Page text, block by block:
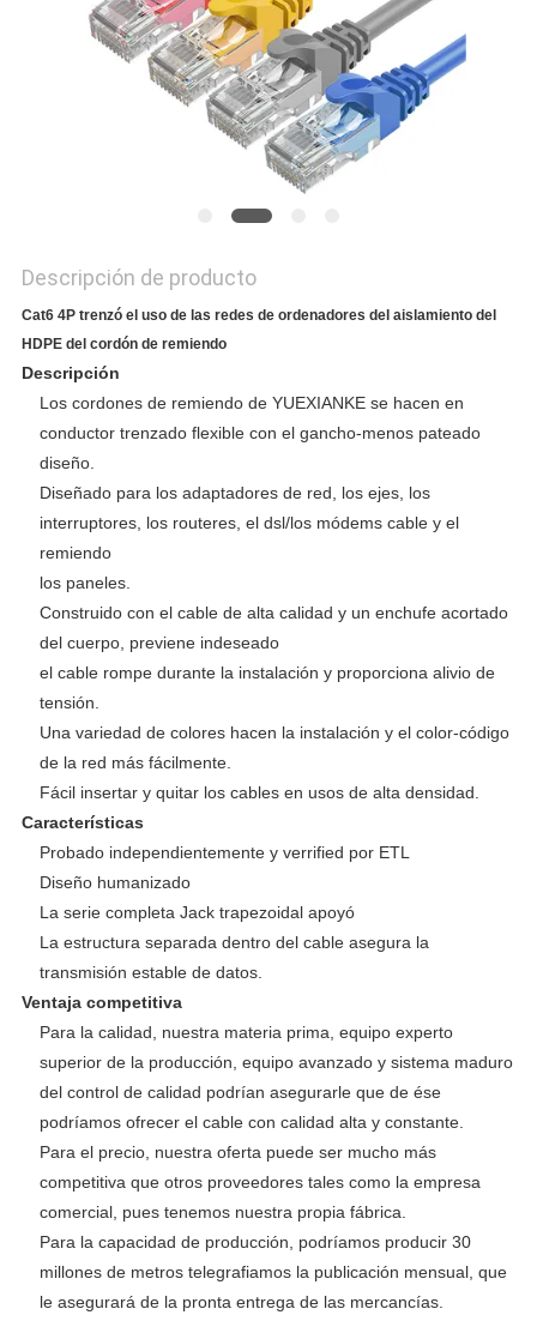
PRIVACIDAD
Descripción de producto
Cat6 4P trenzó el uso de las redes de ordenadores del aislamiento del
HDPE del cordón de remiendo
Descripción
Los cordones de remiendo de YUEXIANKE se hacen en
conductor trenzado flexible con el gancho-menos pateado
diseño.
Diseñado para los adaptadores de red, los ejes, los
interruptores, los routeres, el dsl/los módems cable y el
remiendo
los paneles.
Construido con el cable de alta calidad y un enchufe acortado
del cuerpo, previene indeseado
el cable rompe durante la instalación y proporciona alivio de
tensión.
Una variedad de colores hacen la instalación y el color-código
de la red más fácilmente.
Fácil insertar y quitar los cables en usos de alta densidad.
Características
Probado independientemente y verrified por ETL
Diseño humanizado
La serie completa Jack trapezoidal apoyó
La estructura separada dentro del cable asegura la
transmisión estable de datos.
Ventaja competitiva
Para la calidad, nuestra materia prima, equipo experto
superior de la producción, equipo avanzado y sistema maduro
del control de calidad podrían asegurarle que de ése
podríamos ofrecer el cable con calidad alta y constante.
Para el precio, nuestra oferta puede ser mucho más
competitiva que otros proveedores tales como la empresa
comercial, pues tenemos nuestra propia fábrica.
Para la capacidad de producción, podríamos producir 30
millones de metros telegrafiamos la publicación mensual, que
le asegurará de la pronta entrega de las mercancías.